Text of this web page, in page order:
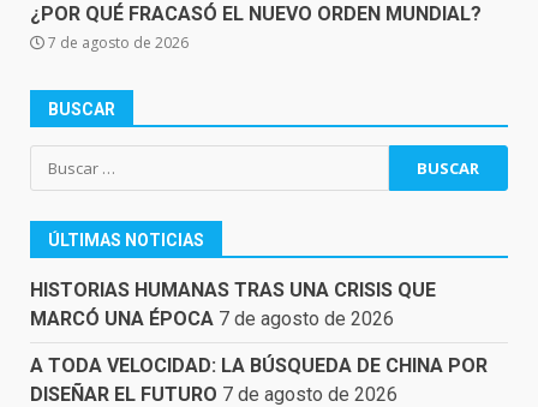
¿POR QUÉ FRACASÓ EL NUEVO ORDEN MUNDIAL?
7 de agosto de 2026
BUSCAR
Buscar:
ÚLTIMAS NOTICIAS
HISTORIAS HUMANAS TRAS UNA CRISIS QUE
MARCÓ UNA ÉPOCA 7 de agosto de 2026
A TODA VELOCIDAD: LA BÚSQUEDA DE CHINA POR
DISEÑAR EL FUTURO 7 de agosto de 2026